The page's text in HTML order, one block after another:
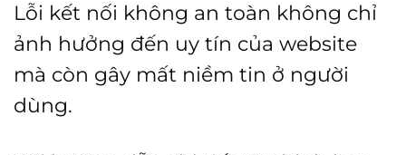
Lỗi kết nối không an toàn không chỉ
ảnh hưởng đến uy tín của website
mà còn gây mất niềm tin ở người
dùng.